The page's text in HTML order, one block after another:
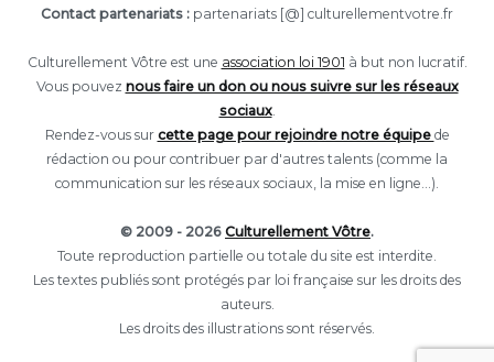
Contact partenariats : partenariats [@] culturellementvotre.fr
Culturellement Vôtre est une association loi 1901 à but non lucratif.
Vous pouvez nous faire un don ou nous suivre sur les réseaux
sociaux.
Rendez-vous sur cette page pour rejoindre notre équipe de
rédaction ou pour contribuer par d'autres talents (comme la
communication sur les réseaux sociaux, la mise en ligne...).
© 2009 - 2026 Culturellement Vôtre.
Toute reproduction partielle ou totale du site est interdite.
Les textes publiés sont protégés par loi française sur les droits des
auteurs.
Les droits des illustrations sont réservés.